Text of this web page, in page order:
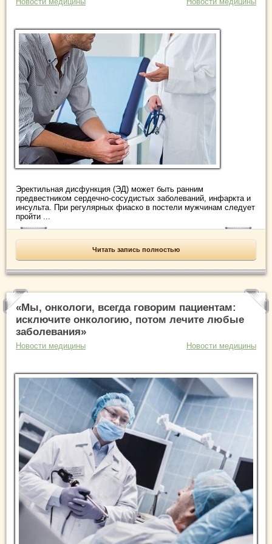
Эректильная дисфункция (ЭД) может быть ранним
предвестником сердечно-сосудистых заболеваний, инфаркта и
инсульта. При регулярных фиаско в постели мужчинам следует
пройти ...
Читать запись полностью
«Мы, онкологи, всегда говорим пациентам:
исключите онкологию, потом лечите любые
заболевания»
Новости медицины Новости медицины